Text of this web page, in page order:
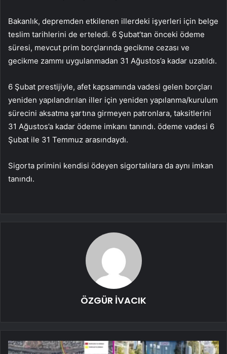
Bakanlık, depremden etkilenen illerdeki işyerleri için belge
teslim tarihlerini de erteledi. 6 Şubat’tan önceki ödeme
süresi, mevcut prim borçlarında gecikme cezası ve
gecikme zammı uygulanmadan 31 Ağustos’a kadar uzatıldı.
6 Şubat prestijiyle, afet kapsamında vadesi gelen borçları
yeniden yapılandırılan iller için yeniden yapılanma/kurulum
sürecini aksatma şartına girmeyen patronlara, taksitlerini
31 Ağustos’a kadar ödeme imkanı tanındı. ödeme vadesi 6
Şubat ile 31 Temmuz arasındaydı.
Sigorta primini kendisi ödeyen sigortalılara da aynı imkan
tanındı.
ÖZGÜR İVACIK